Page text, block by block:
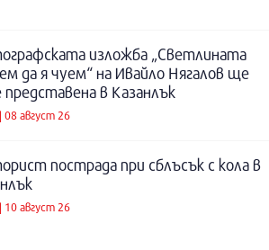
изложба „Светлината
да я чуем“ на Ивайло Нягалов ще
представена в Казанлък
08 август 26
пострада при сблъсък с кола в
10 август 26